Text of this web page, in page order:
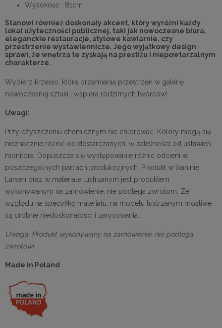
Wysokość : 81cm
Stanowi również doskonały akcent, który wyróżni każdy
lokal użyteczności publicznej, taki jak nowoczesne biura,
eleganckie restauracje, stylowe kawiarnie, czy
przestrzenie wystawiennicze. Jego wyjątkowy design
sprawi, że wnętrza te zyskają na prestiżu i niepowtarzalnym
charakterze.
Wybierz krzesło, które przemienia przestrzeń w galerię
nowoczesnej sztuki i wspiera rodzimych twórców!
Uwagi:
Przy czyszczeniu chemicznym nie chlorować. Kolory mogą się
nieznacznie różnić od dostarczanych, w zależności od ustawień
monitora. Dopuszcza się występowanie różnic odcieni w
poszczególnych partiach produkcyjnych. Produkt w tkaninie
Larsen oraz w materiale lustrzanym jest produktem
wykonywanym na zamówienie, nie podlega zwrotom. Ze
względu na specyfikę materiału, na modelu lustrzanym możliwe
są drobne niedoskonałości i zarysowania.
Uwaga: Produkt wykonywany na zamówienie, nie podlega
zwrotowi.
Made in Poland